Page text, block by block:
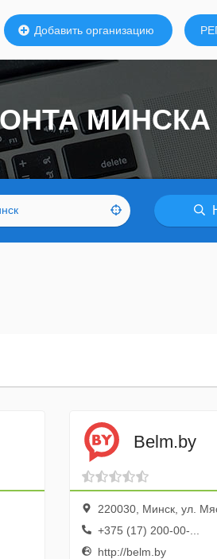
Добавить организацию
МИНСКА
Belm.by
220030, Минск, ул.
+375 (17) 200-00-...
http://belm.by